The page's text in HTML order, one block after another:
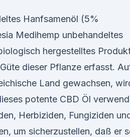
Hanfsamenöl (5%
Medihemp unbehandeltes
hergestelltes
dieser Pflanze erfasst.
Land gewachsen,
potente CBD Öl
Herbiziden, Fungiziden
um sicherzustellen, daß er